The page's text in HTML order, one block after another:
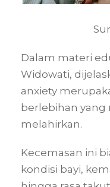
Dalam materi
Widowati,
anxiety
berlebihan yang
melahirkan.
Kecemasan ini
kondisi bayi,